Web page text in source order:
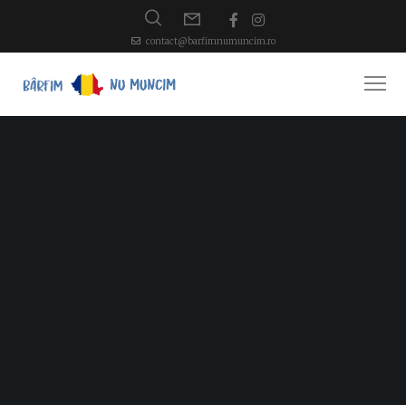
contact@barfimnumuncim.ro